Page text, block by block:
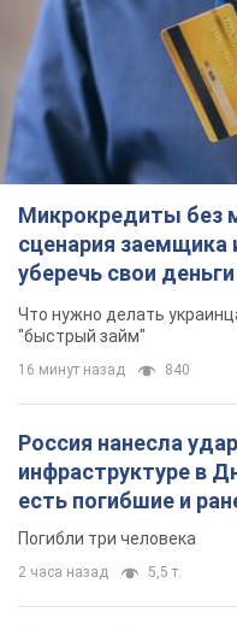
Микрокредиты без
сценария заемщика
уберечь свои деньги
Что нужно делать
"быстрый займ"
16 минут назад 840
Россия нанесла
инфраструктуре в
есть погибшие и
Погибли три человека
2 часа назад 5,5 т.